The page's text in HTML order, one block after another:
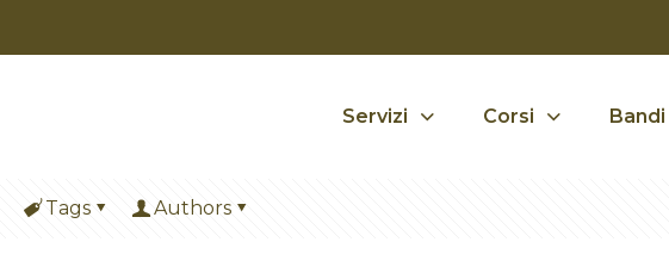
Servizi Corsi Bandi
Tags Authors